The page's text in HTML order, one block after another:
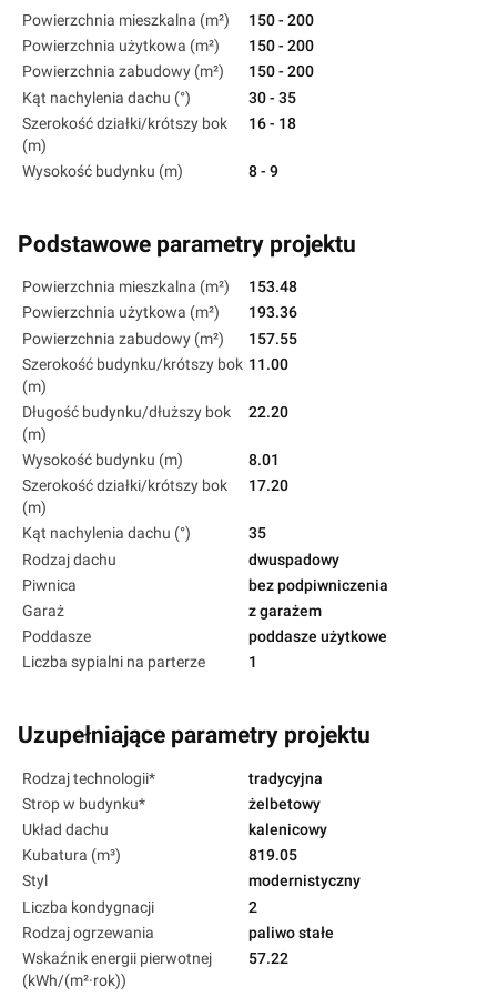
Powierzchnia mieszkalna (m²)
150 - 200
Powierzchnia użytkowa (m²)
150 - 200
Powierzchnia zabudowy (m²)
150 - 200
Kąt nachylenia dachu (°)
30 - 35
Szerokość działki/krótszy bok
(m)
16 - 18
Wysokość budynku (m) 8 - 9
Podstawowe parametry projektu
Powierzchnia mieszkalna (m²)
153.48
Powierzchnia użytkowa (m²)
193.36
Powierzchnia zabudowy (m²)
157.55
Szerokość budynku/krótszy bok
(m)
11.00
Długość budynku/dłuższy bok
(m)
22.20
Wysokość budynku (m)
8.01
Szerokość działki/krótszy bok
(m)
17.20
Kąt nachylenia dachu (°)
35
Rodzaj dachu
dwuspadowy
Piwnica
bez podpiwniczenia
Garaż
z garażem
Poddasze
poddasze użytkowe
Liczba sypialni na parterze
1
Uzupełniające parametry projektu
Rodzaj technologii*
tradycyjna
Strop w budynku*
żelbetowy
Układ dachu
kalenicowy
Kubatura (m³)
819.05
Styl
modernistyczny
Liczba kondygnacji
2
Rodzaj ogrzewania
paliwo stałe
Wskaźnik energii pierwotnej
(kWh/(m²·rok))
57.22